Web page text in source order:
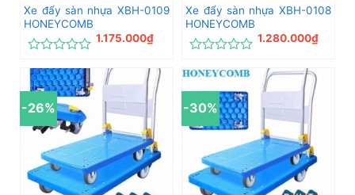
Xe đẩy sàn nhựa XBH-0109
HONEYCOMB
xếp
hạng
0
5
sao
1.175.000₫
Xe đẩy sàn nhựa XBH-0108
HONEYCOMB
xếp
hạng
0
5
sao
1.280.000₫
-26% -30%